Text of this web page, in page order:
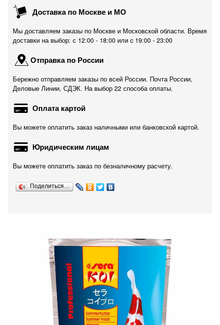
Доставка по Москве и МО
Мы доставляем заказы по Москве и Московской области. Время
доставки на выбор: с 12:00 - 18:00 или c 19:00 - 23:00
Отправка по России
Бережно отправляем заказы по всей России. Почта России,
Деловые Линии, СДЭК. На выбор 22 способа оплаты.
Оплата картой
Вы можете оплатить заказ наличными или банковской картой.
Юридическим лицам
Вы можете оплатить заказ по безналичному расчету.
Поделиться…